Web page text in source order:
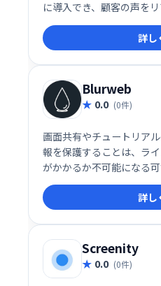
に導入でき、顧客の声を
で、サービス向上に役立
エンスの改善や、より良
たい方におすすめです。
詳し
Blurweb
0.0 (0件)
画面共有やチュートリア
報を保護することは、ラ
がかかるか不可能になる
アプリを使用して、数回
示にします
詳し
Screenity
0.0 (0件)